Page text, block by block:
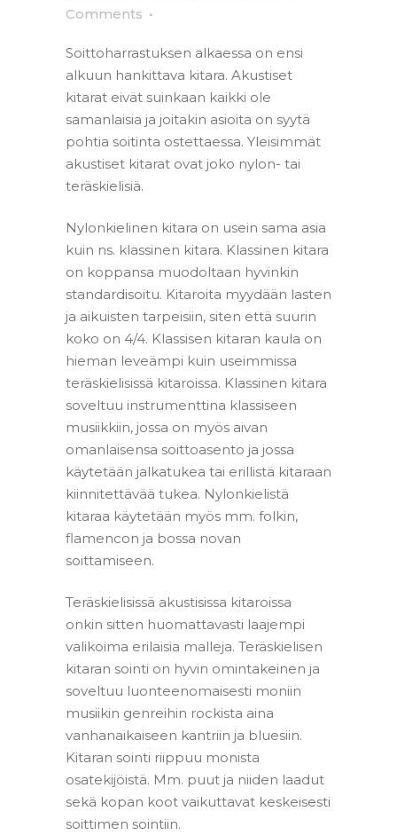
Comments
Soittoharrastuksen alkaessa on ensi
alkuun hankittava kitara. Akustiset
kitarat eivät suinkaan kaikki ole
samanlaisia ja joitakin asioita on syytä
pohtia soitinta ostettaessa. Yleisimmät
akustiset kitarat ovat joko nylon- tai
teräskielisiä.
Nylonkielinen kitara on usein sama asia
kuin ns. klassinen kitara. Klassinen kitara
on koppansa muodoltaan hyvinkin
standardisoitu. Kitaroita myydään lasten
ja aikuisten tarpeisiin, siten että suurin
koko on 4/4. Klassisen kitaran kaula on
hieman leveämpi kuin useimmissa
teräskielisissä kitaroissa. Klassinen kitara
soveltuu instrumenttina klassiseen
musiikkiin, jossa on myös aivan
omanlaisensa soittoasento ja jossa
käytetään jalkatukea tai erillistä kitaraan
kiinnitettävää tukea. Nylonkielistä
kitaraa käytetään myös mm. folkin,
flamencon ja bossa novan
soittamiseen.
Teräskielisissä akustisissa kitaroissa
onkin sitten huomattavasti laajempi
valikoima erilaisia malleja. Teräskielisen
kitaran sointi on hyvin omintakeinen ja
soveltuu luonteenomaisesti moniin
musiikin genreihin rockista aina
vanhanaikaiseen kantriin ja bluesiin.
Kitaran sointi riippuu monista
osatekijöistä. Mm. puut ja niiden laadut
sekä kopan koot vaikuttavat keskeisesti
soittimen sointiin.